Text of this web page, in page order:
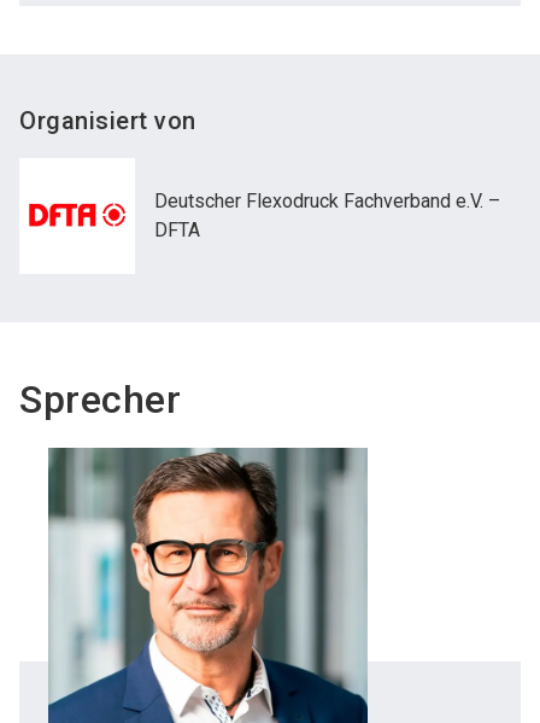
Organisiert von
Deutscher Flexodruck Fachverband e.V. –
DFTA
Sprecher